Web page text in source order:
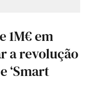
1M€ em
a revolução
‘Smart